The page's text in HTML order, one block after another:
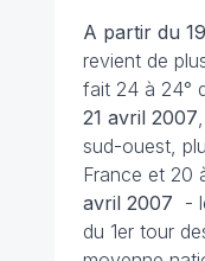
A partir du
revient de
fait 24 à 24°
21 avril 2007
sud-ouest,
France et 20
avril 2007 -
du 1er tour